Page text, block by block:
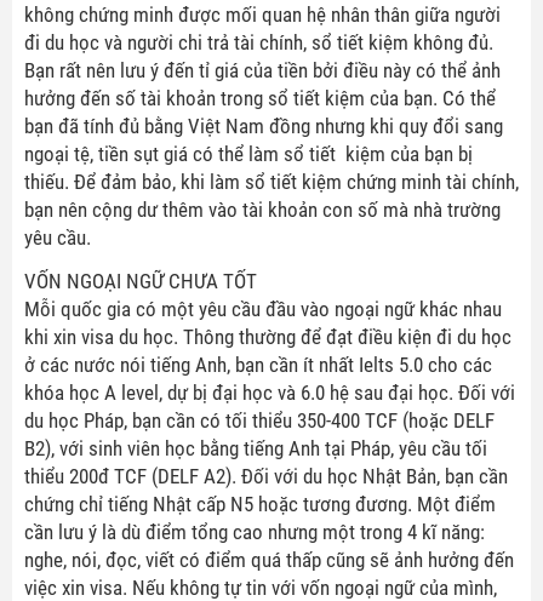
không chứng minh được mối quan hệ nhân thân giữa người
đi du học và người chi trả tài chính, sổ tiết kiệm không đủ.
Bạn rất nên lưu ý đến tỉ giá của tiền bởi điều này có thể ảnh
hưởng đến số tài khoản trong sổ tiết kiệm của bạn. Có thể
bạn đã tính đủ bằng Việt Nam đồng nhưng khi quy đổi sang
ngoại tệ, tiền sụt giá có thể làm sổ tiết kiệm của bạn bị
thiếu. Để đảm bảo, khi làm sổ tiết kiệm chứng minh tài chính,
bạn nên cộng dư thêm vào tài khoản con số mà nhà trường
yêu cầu.
VỐN NGOẠI NGỮ CHƯA TỐT
Mỗi quốc gia có một yêu cầu đầu vào ngoại ngữ khác nhau
khi xin visa du học. Thông thường để đạt điều kiện đi du học
ở các nước nói tiếng Anh, bạn cần ít nhất Ielts 5.0 cho các
khóa học A level, dự bị đại học và 6.0 hệ sau đại học. Đối với
du học Pháp, bạn cần có tối thiểu 350-400 TCF (hoặc DELF
B2), với sinh viên học bằng tiếng Anh tại Pháp, yêu cầu tối
thiểu 200đ TCF (DELF A2). Đối với du học Nhật Bản, bạn cần
chứng chỉ tiếng Nhật cấp N5 hoặc tương đương. Một điểm
cần lưu ý là dù điểm tổng cao nhưng một trong 4 kĩ năng:
nghe, nói, đọc, viết có điểm quá thấp cũng sẽ ảnh hưởng đến
việc xin visa. Nếu không tự tin với vốn ngoại ngữ của mình,